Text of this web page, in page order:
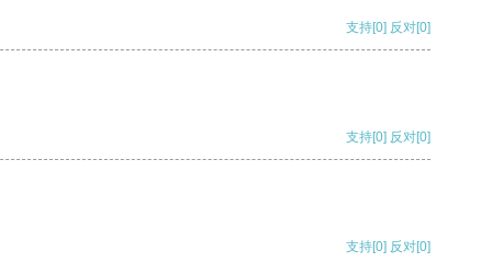
支持[0] 反对[0]
支持[0] 反对[0]
支持[0] 反对[0]